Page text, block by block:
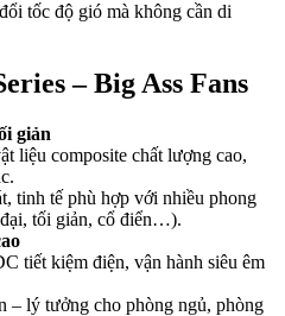
tốc độ gió mà không cần di
– Big Ass Fans
giản
liệu composite chất lượng cao,
tinh tế phù hợp với nhiều phong
tối giản, cổ điển…).
tiết kiệm điện, vận hành siêu êm
– lý tưởng cho phòng ngủ, phòng